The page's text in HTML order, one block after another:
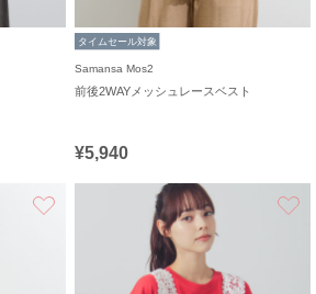
タイムセール対象
Samansa Mos2
前後2WAYメッシュレースベスト
¥5,940